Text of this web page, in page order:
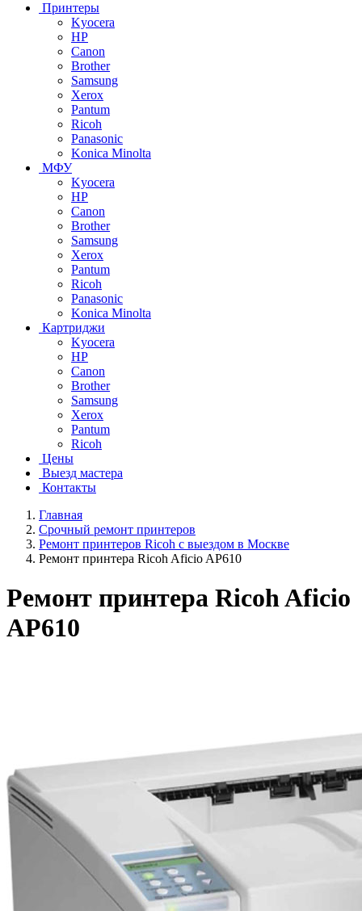
Принтеры
Kyocera
HP
Canon
Brother
Samsung
Xerox
Pantum
Ricoh
Panasonic
Konica Minolta
МФУ
Kyocera
HP
Canon
Brother
Samsung
Xerox
Pantum
Ricoh
Panasonic
Konica Minolta
Картриджи
Kyocera
HP
Canon
Brother
Samsung
Xerox
Pantum
Ricoh
Цены
Выезд мастера
Контакты
Главная
Срочный ремонт принтеров
Ремонт принтеров Ricoh с выездом в Москве
Ремонт принтера Ricoh Aficio AP610
Ремонт принтера Ricoh Aficio
AP610